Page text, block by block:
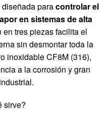
paracontrolar el
en sistemas de alta
en tres piezas facilita el
sin desmontar toda la
inoxidable CF8M (316),
a la corrosión y gran
sirve?